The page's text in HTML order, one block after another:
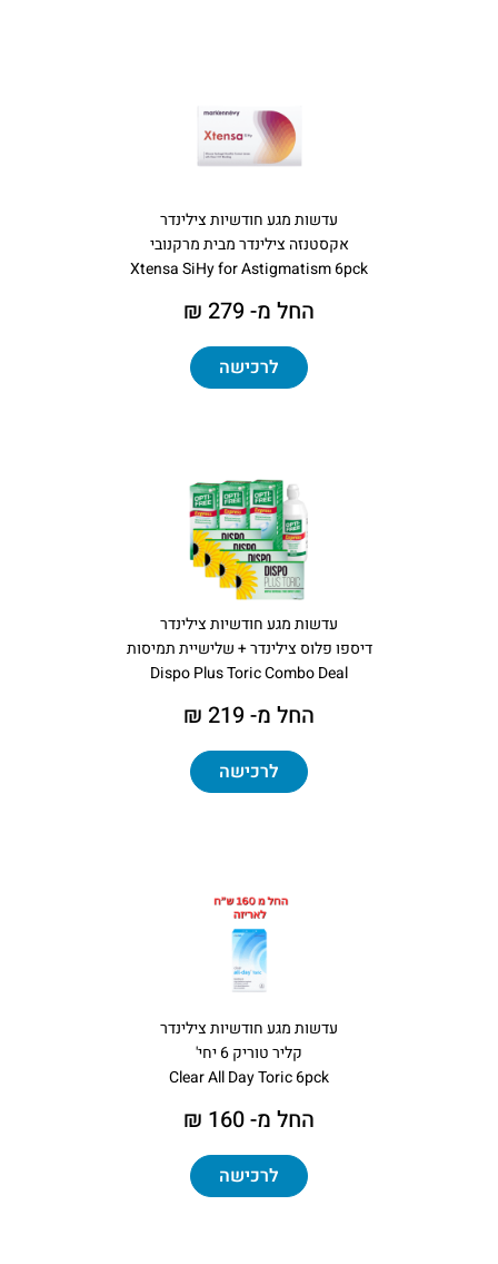
עדשות מגע חודשיות צילינדר
אקסטנזה צילינדר מבית מרקנובי
​Xtensa SiHy for Astigmatism 6pck
החל מ- 279 ₪
לרכישה
עדשות מגע חודשיות צילינדר
דיספו פלוס צילינדר + שלישיית תמיסות
Dispo Plus Toric Combo Deal
החל מ- 219 ₪
לרכישה
עדשות מגע חודשיות צילינדר
קליר טוריק 6 יחי'
Clear All Day Toric 6pck
החל מ- 160 ₪
לרכישה